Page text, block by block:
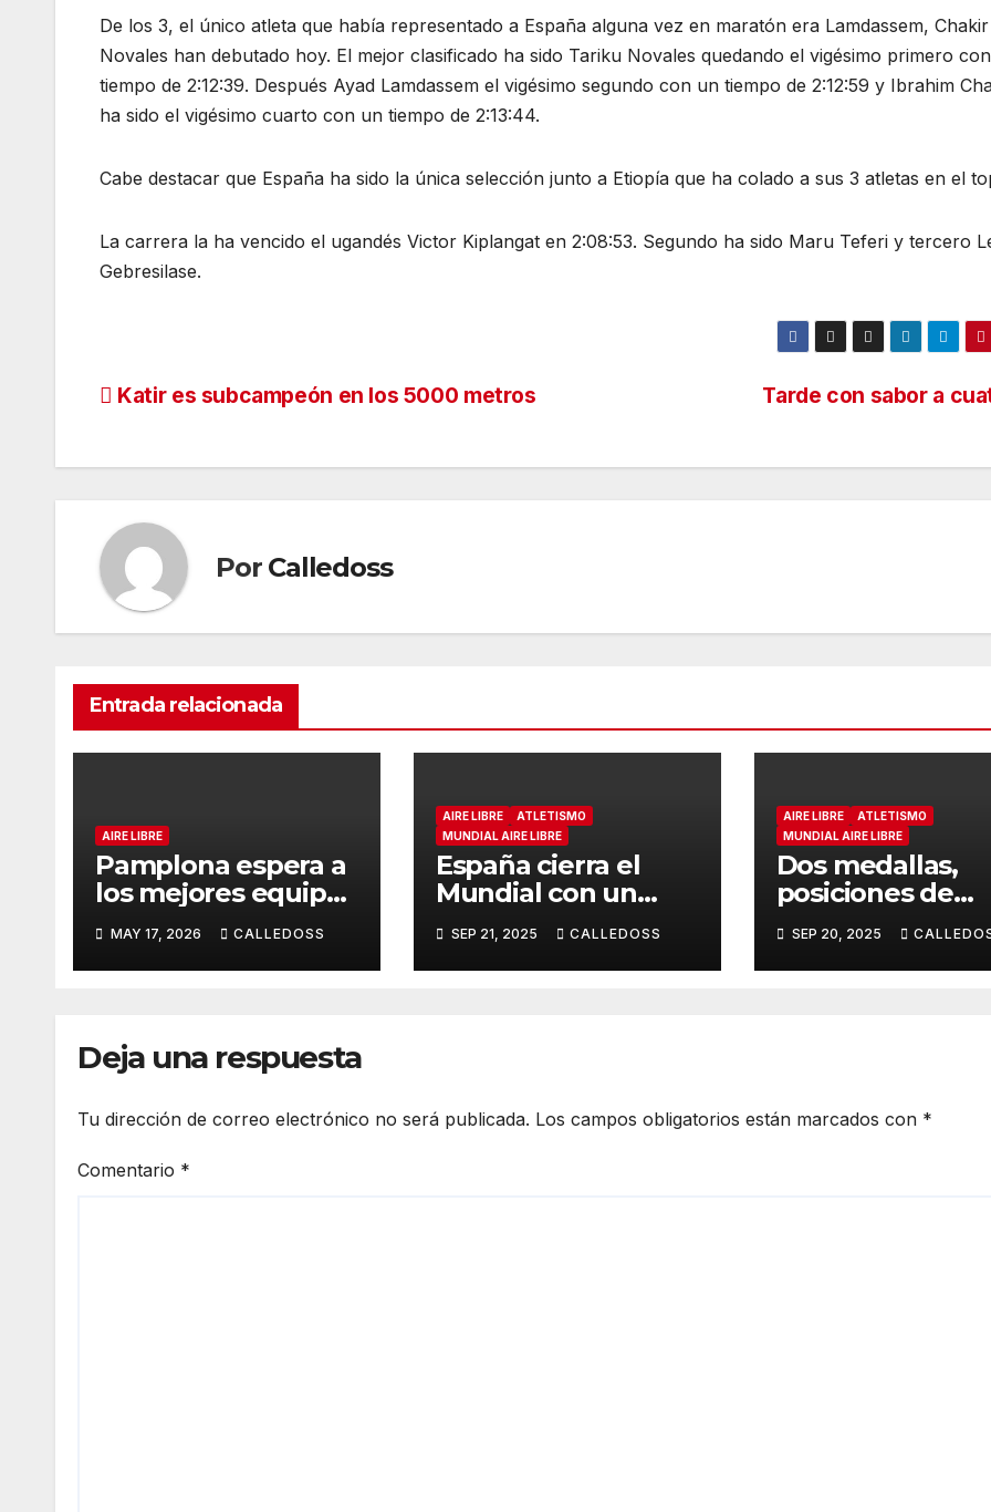
De los 3, el único atleta que había representado a España alguna vez en maratón era Lamdassem,
Novales han debutado hoy. El mejor clasificado ha sido Tariku Novales quedando el vigésimo primero
tiempo de 2:12:39. Después Ayad Lamdassem el vigésimo segundo con un tiempo de 2:12:59 y Ibrahim
ha sido el vigésimo cuarto con un tiempo de 2:13:44.
Cabe destacar que España ha sido la única selección junto a Etiopía que ha colado a sus 3 atletas en el
La carrera la ha vencido el ugandés Victor Kiplangat en 2:08:53. Segundo ha sido Maru Teferi y tercero
Gebresilase.
Navegación
Tarde con sabor a
Katir es subcampeón en los 5000 metros
Por Calledoss
Entrada relacionada
AIRE LIBRE
Pamplona espera a
los mejores equipos
de la Liga Joma e
Iberdrola
MAY 17, 2026 CALLEDOSS
AIRE LIBRE
ATLETISMO
MUNDIAL AIRE LIBRE
España cierra el
Mundial con un
quinto puesto en
relevos
SEP 21, 2025 CALLEDOSS
AIRE LIBRE
ATLETISMO
MUNDIAL AIRE LIBRE
Dos medallas,
posiciones de
finalistas y más
emoción
SEP 20, 2025
Deja una respuesta
Tu dirección de correo electrónico no será publicada. Los campos obligatorios están marcados con *
Comentario *